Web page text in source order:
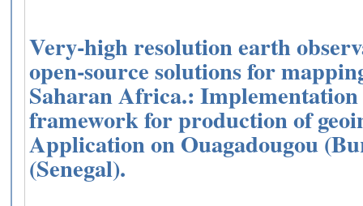
Very‑high resolution earth
open‑source solutions for
Saharan Africa.:
framework for production of
Application on Ouagadougou
(Senegal).